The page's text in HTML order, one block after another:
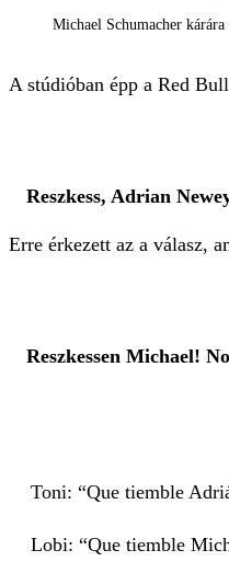
Michael Schumacher
A stúdióban épp a Red
Reszkess, Adrian
Erre érkezett az a válasz,
Reszkessen Michael!
Toni: “Que tiemble
Lobi: “Que tiemble